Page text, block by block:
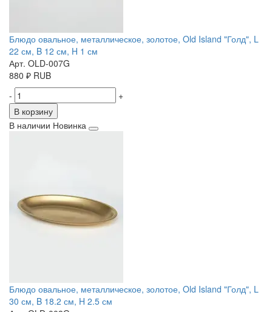
Блюдо овальное, металлическое, золотое, Old Island "Голд", L
22 см, B 12 см, H 1 см
Арт. OLD-007G
880 ₽ RUB
-
+
В корзину
В наличии Новинка
Блюдо овальное, металлическое, золотое, Old Island "Голд", L
30 см, B 18.2 см, H 2.5 см